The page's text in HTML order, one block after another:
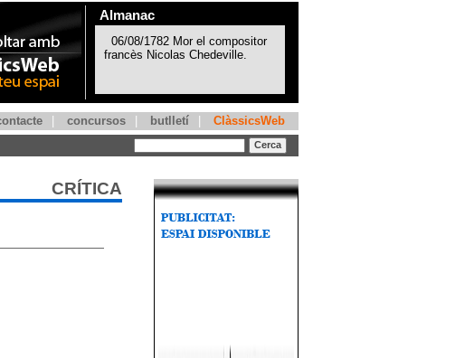
Almanac
concursos butlletí
ClàssicsWeb
CRÍTICA